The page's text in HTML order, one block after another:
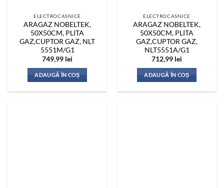
ELECTROCASNICE
ARAGAZ NOBELTEK,
50X50CM, PLITA
GAZ,CUPTOR GAZ, NLT
5551M/G1
749,99 lei
ADAUGĂ ÎN COȘ
ELECTROCASNICE
ARAGAZ NOBELTEK,
50X50CM, PLITA
GAZ,CUPTOR GAZ,
NLT5551A/G1
712,99 lei
ADAUGĂ ÎN COȘ